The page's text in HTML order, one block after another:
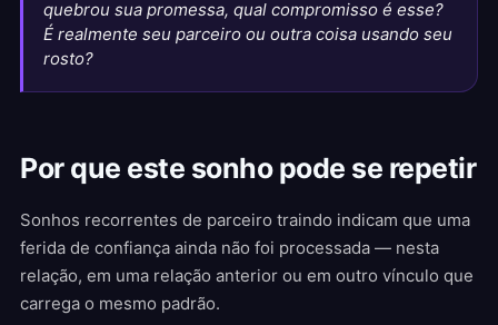
quebrou sua promessa, qual compromisso é esse?
É realmente seu parceiro ou outra coisa usando seu
rosto?
Por que este sonho pode se repetir
Sonhos recorrentes de parceiro traindo indicam que uma
ferida de confiança ainda não foi processada — nesta
relação, em uma relação anterior ou em outro vínculo que
carrega o mesmo padrão.